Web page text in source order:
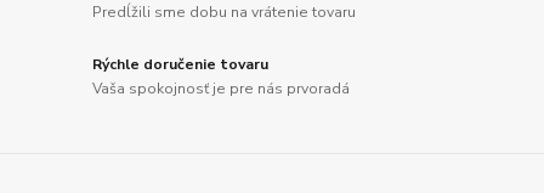
Predĺžili sme dobu na vrátenie tovaru
Rýchle doručenie tovaru
Vaša spokojnosť je pre nás prvoradá